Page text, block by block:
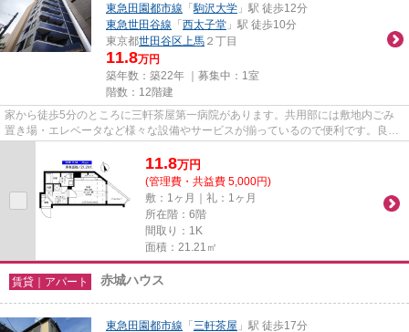
東急田園都市線 「駒沢大学 」駅 徒歩12分
東急世田谷線 「西太子堂 」駅 徒歩10分
東京都世田谷区 上馬 ２丁目
11.8万円
築年数：築22年 ｜募集中： 1室
階数：12階建
家から徒歩5分のところに三軒茶屋第一病院があります。共用部には敷地内ごみ
置き場・エレベータなど様々な設備やサービスが揃っているので便利です。良好
な眺望で癒されてみませんか。...
11.8万円
(管理費・共益費 5,000円)
敷：1ヶ月｜礼：1ヶ月
所在階：6階
間取り：1K
面積：21.21㎡
賃貸｜アパート 赤城ハウス
東急田園都市線 「三軒茶屋 」駅 徒歩17分